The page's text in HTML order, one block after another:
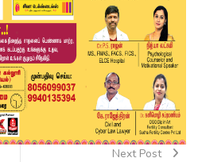
Next Post